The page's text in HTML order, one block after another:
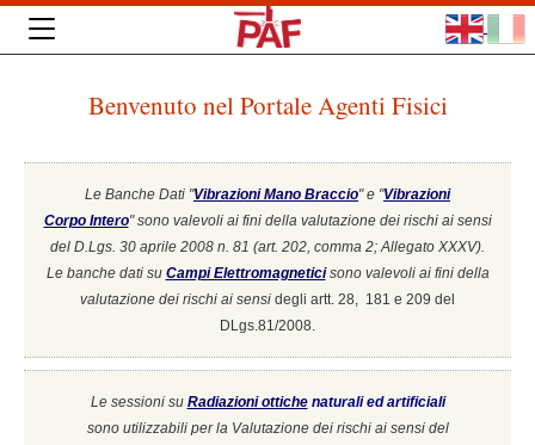
Benvenuto nel Portale Agenti Fisici
Le Banche Dati "Vibrazioni Mano Braccio" e "Vibrazioni
Corpo Intero"sono valevoli ai fini della valutazione dei rischi ai sensi
del D.Lgs. 30 aprile 2008 n. 81 (art. 202, comma 2; Allegato XXXV).
Le banche dati su Campi Elettromagneticisono valevoli ai fini della
valutazione dei rischi ai sensi degli artt. 28, 181 e 209 del
DLgs.81/2008.
Le sessioni su Radiazioni ottiche naturali ed artificiali
sono utilizzabili per la Valutazione dei rischi ai sensi del